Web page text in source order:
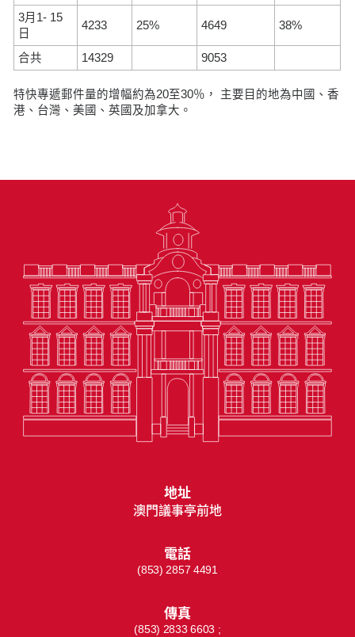
3月1- 15
日
4233 25% 4649 38%
合共 14329 9053
特快專遞郵件量的增幅約為20至30％， 主要目的地為中國、香
港、台灣、美國、英國及加拿大。
地址
澳門議事亭前地
電話
(853) 2857 4491
傳真
(853) 2833 6603 ;